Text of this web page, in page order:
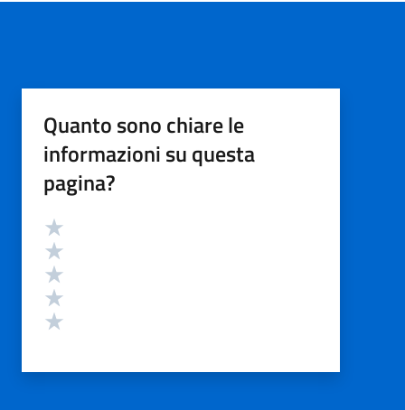
Quanto sono chiare le
informazioni su questa
pagina?
Valutazione